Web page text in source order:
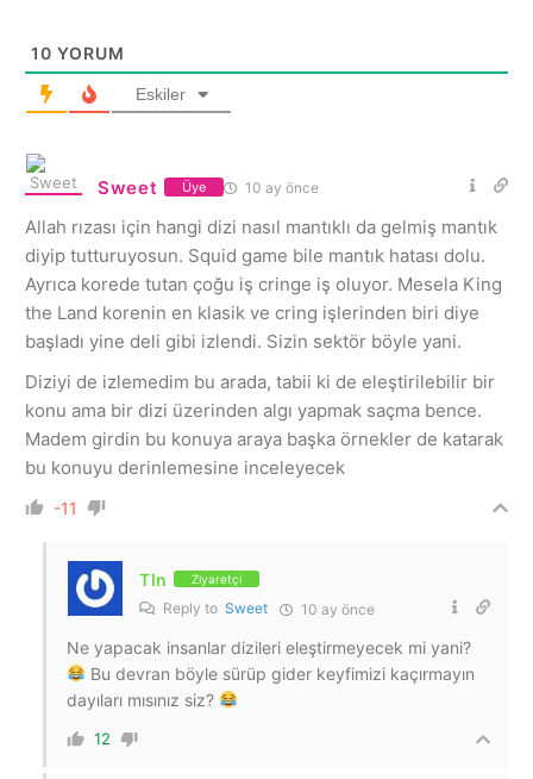
10 YORUM
Eskiler
Sweet Üye 10 ay önce
Allah rızası için hangi dizi nasıl mantıklı da gelmiş mantık
diyip tutturuyosun. Squid game bile mantık hatası dolu.
Ayrıca korede tutan çoğu iş cringe iş oluyor. Mesela King
the Land korenin en klasik ve cring işlerinden biri diye
başladı yine deli gibi izlendi. Sizin sektör böyle yani.
Diziyi de izlemedim bu arada, tabii ki de eleştirilebilir bir
konu ama bir dizi üzerinden algı yapmak saçma bence.
Madem girdin bu konuya araya başka örnekler de katarak
bu konuyu derinlemesine inceleyecek
-11
Tln Ziyaretçi
Reply to Sweet 10 ay önce
Ne yapacak insanlar dizileri eleştirmeyecek mi yani?
Bu devran böyle sürüp gider keyfimizi kaçırmayın
dayıları mısınız siz?
12